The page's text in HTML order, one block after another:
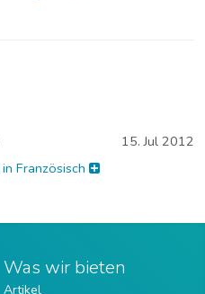
15. Jul 2012
Französisch
Was wir bieten
Artikel